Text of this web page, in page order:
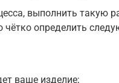
выполнить такую
чётко определить
ваше изделие;